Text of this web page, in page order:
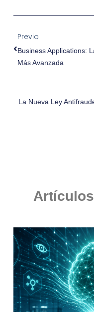
Previo
Business Applications:
Más Avanzada
La Nueva Ley